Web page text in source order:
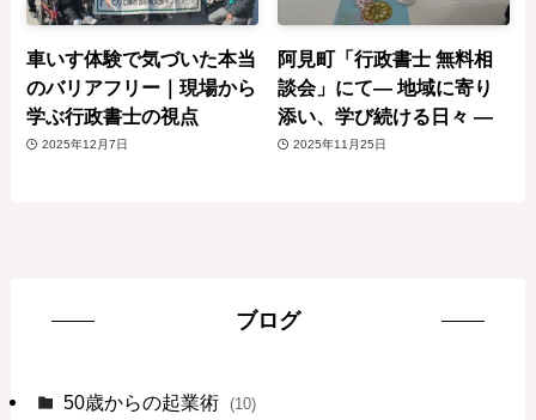
車いす体験で気づいた本当
のバリアフリー｜現場から
学ぶ行政書士の視点
2025年12月7日
阿見町「行政書士 無料相
談会」にて— 地域に寄り
添い、学び続ける日々 —
2025年11月25日
ブログ
50歳からの起業術 (10)